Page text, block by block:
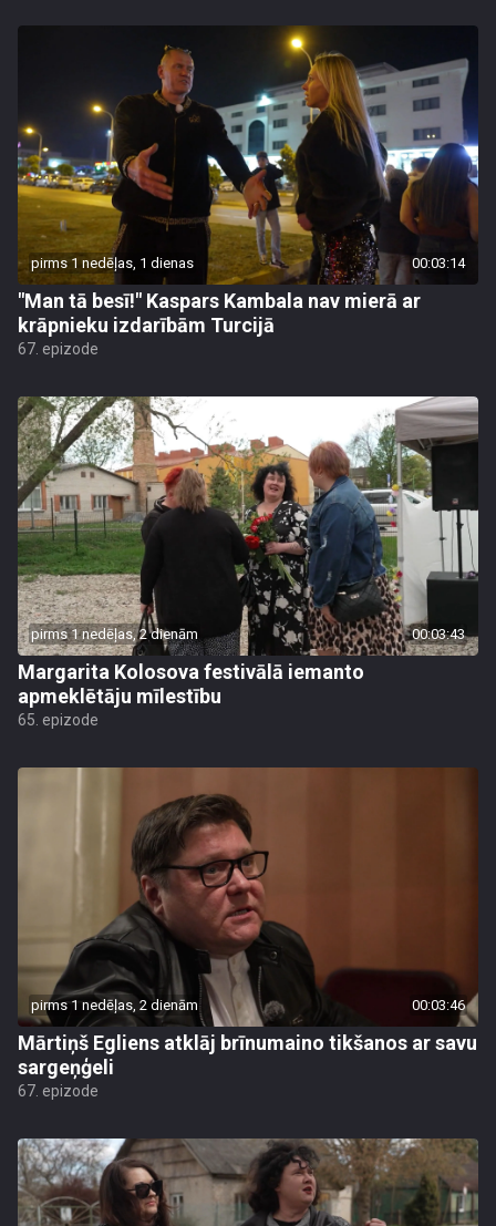
pirms 1 nedēļas, 1 dienas 00:03:14
"Man tā besī!" Kaspars Kambala nav mierā ar
krāpnieku izdarībām Turcijā
67. epizode
pirms 1 nedēļas, 2 dienām 00:03:43
Margarita Kolosova festivālā iemanto
apmeklētāju mīlestību
65. epizode
pirms 1 nedēļas, 2 dienām 00:03:46
Mārtiņš Egliens atklāj brīnumaino tikšanos ar savu
sargeņģeli
67. epizode